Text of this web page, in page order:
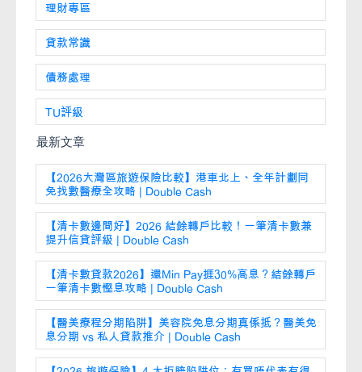
理財專區
貸款常識
債務處理
TU評級
最新文章
【2026大灣區旅遊保險比較】港車北上、全年計劃同
免找數醫療全攻略 | Double Cash
【清卡數邊間好】2026 結餘轉戶比較！一筆清卡數兼
提升信貸評級 | Double Cash
【清卡數貸款2026】還Min Pay捱30%高息？結餘轉戶
一筆清卡數慳息攻略 | Double Cash
【醫美療程分期陷阱】美容院免息分期真係抵？醫美免
息分期 vs 私人貸款推介 | Double Cash